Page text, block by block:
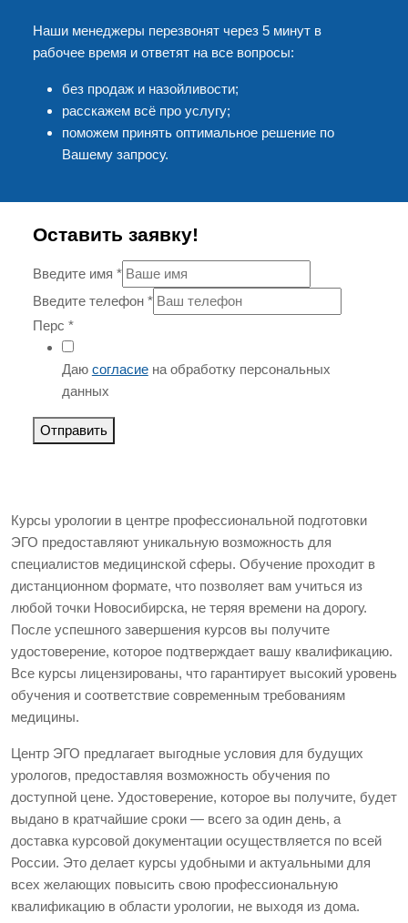
Наши менеджеры перезвонят через 5 минут в
рабочее время и ответят на все вопросы:
без продаж и назойливости;
расскажем всё про услугу;
поможем принять оптимальное решение по
Вашему запросу.
Оставить заявку!
Введите имя *
Введите телефон *
Перс *
Даю согласиена обработку персональных
данных
Отправить
Курсы урологии в центре профессиональной подготовки
ЭГО предоставляют уникальную возможность для
специалистов медицинской сферы. Обучение проходит в
дистанционном формате, что позволяет вам учиться из
любой точки Новосибирска, не теряя времени на дорогу.
После успешного завершения курсов вы получите
удостоверение, которое подтверждает вашу квалификацию.
Все курсы лицензированы, что гарантирует высокий уровень
обучения и соответствие современным требованиям
медицины.
Центр ЭГО предлагает выгодные условия для будущих
урологов, предоставляя возможность обучения по
доступной цене. Удостоверение, которое вы получите, будет
выдано в кратчайшие сроки — всего за один день, а
доставка курсовой документации осуществляется по всей
России. Это делает курсы удобными и актуальными для
всех желающих повысить свою профессиональную
квалификацию в области урологии, не выходя из дома.